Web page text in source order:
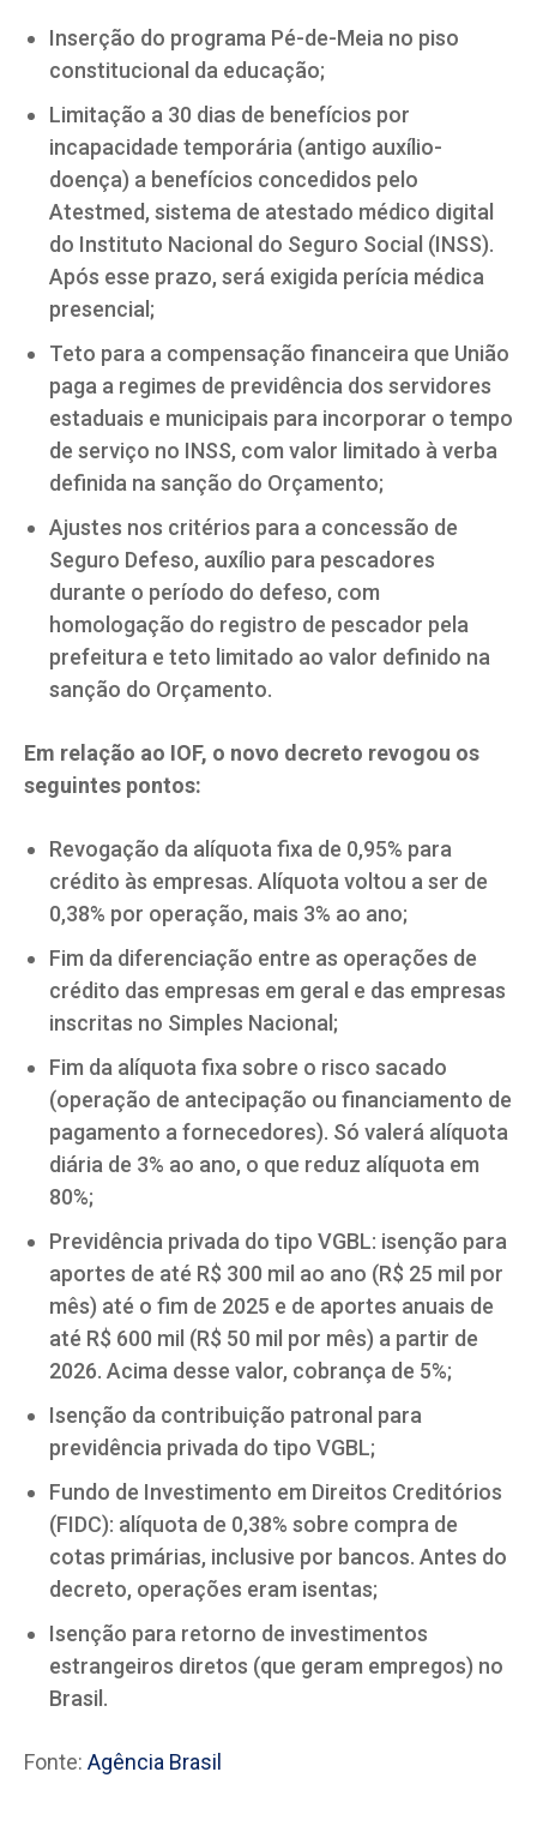
Inserção do programa Pé-de-Meia no piso
constitucional da educação;
Limitação a 30 dias de benefícios por
incapacidade temporária (antigo auxílio-
doença) a benefícios concedidos pelo
Atestmed, sistema de atestado médico digital
do Instituto Nacional do Seguro Social (INSS).
Após esse prazo, será exigida perícia médica
presencial;
Teto para a compensação financeira que União
paga a regimes de previdência dos servidores
estaduais e municipais para incorporar o tempo
de serviço no INSS, com valor limitado à verba
definida na sanção do Orçamento;
Ajustes nos critérios para a concessão de
Seguro Defeso, auxílio para pescadores
durante o período do defeso, com
homologação do registro de pescador pela
prefeitura e teto limitado ao valor definido na
sanção do Orçamento.
Em relação ao IOF, o novo decreto revogou os
seguintes pontos:
Revogação da alíquota fixa de 0,95% para
crédito às empresas. Alíquota voltou a ser de
0,38% por operação, mais 3% ao ano;
Fim da diferenciação entre as operações de
crédito das empresas em geral e das empresas
inscritas no Simples Nacional;
Fim da alíquota fixa sobre o risco sacado
(operação de antecipação ou financiamento de
pagamento a fornecedores). Só valerá alíquota
diária de 3% ao ano, o que reduz alíquota em
80%;
Previdência privada do tipo VGBL: isenção para
aportes de até R$ 300 mil ao ano (R$ 25 mil por
mês) até o fim de 2025 e de aportes anuais de
até R$ 600 mil (R$ 50 mil por mês) a partir de
2026. Acima desse valor, cobrança de 5%;
Isenção da contribuição patronal para
previdência privada do tipo VGBL;
Fundo de Investimento em Direitos Creditórios
(FIDC): alíquota de 0,38% sobre compra de
cotas primárias, inclusive por bancos. Antes do
decreto, operações eram isentas;
Isenção para retorno de investimentos
estrangeiros diretos (que geram empregos) no
Brasil.
Fonte: Agência Brasil